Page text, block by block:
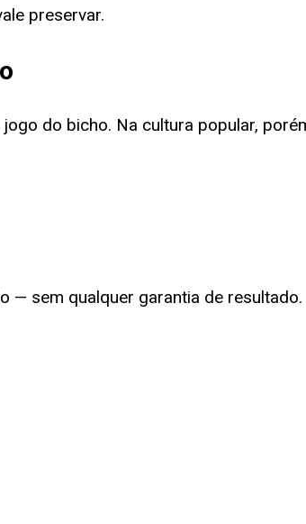
preservar.
do bicho. Na cultura popular,
— sem qualquer garantia de